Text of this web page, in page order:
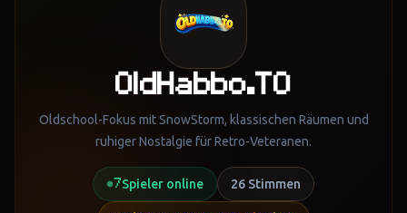
OldHabbo.TO
Oldschool-Fokus mit SnowStorm, klassischen Räumen und
ruhiger Nostalgie für Retro-Veteranen.
7Spieler online 26 Stimmen